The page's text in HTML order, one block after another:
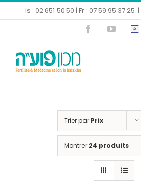
Ouvrir la barre d’outils
to
Is : 02 651 50 50 | Fr : 07 59 95 37 25 |
FacebookYouTube
Trier par Prix
Montrer 24 produits